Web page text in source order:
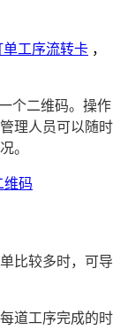
单工序流转卡 ，
个二维码。操作
理人员可以随时
。
维码
比较多时，可导
道工序完成的时